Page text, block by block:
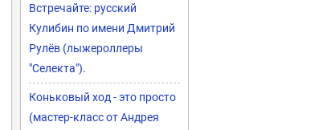
Встречайте: русский
Кулибин по имени Дмитрий
Рулёв (лыжероллеры
"Селекта").
Коньковый ход - это просто
(мастер-класс от Андрея